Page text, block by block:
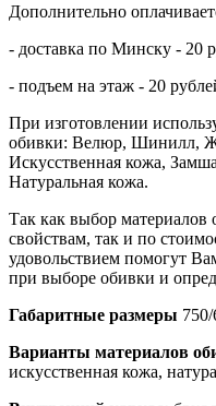
Дополнительно
- доставка по Минску - 20
- подъем на этаж - 20
При изготовлении
обивки: Велюр, Шинилл,
Искусственная кожа,
Натуральная кожа.
Так как выбор материалов
свойствам, так и по
удовольствием помогут
при выборе обивки и
Габаритные размеры
Варианты материалов
искусственная кожа,